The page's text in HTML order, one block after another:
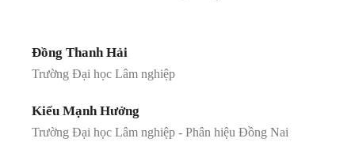
Đồng Thanh Hải
Trường Đại học Lâm nghiệp
Kiểu Mạnh Hưởng
Trường Đại học Lâm nghiệp - Phân hiệu Đồng Nai